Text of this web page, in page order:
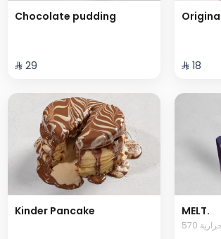
Chocolate pudding
⁨⁦‪‬ 29⁩ ⁨⁦‪‬ 18⁩
Kinder Pancake MELT.